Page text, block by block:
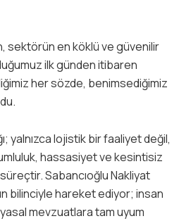
sektörün en köklü ve güvenilir
ilk günden itibaren
her sözde, benimsediğimiz
yalnızca lojistik bir faaliyet değil,
hassasiyet ve kesintisiz
Sabancıoğlu Nakliyat
bilinciyle hareket ediyor; insan
mevzuatlara tam uyum